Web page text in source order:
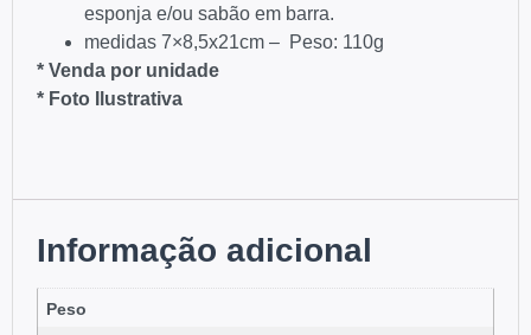
esponja e/ou sabão em barra.
medidas 7×8,5x21cm – Peso: 110g
* Venda por unidade
* Foto Ilustrativa
Informação adicional
Peso